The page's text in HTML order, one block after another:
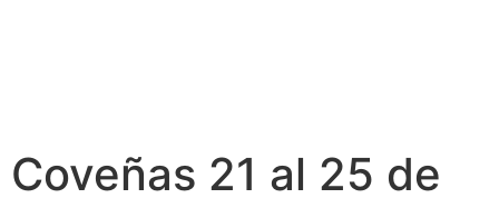
Coveñas 21 al 25 de